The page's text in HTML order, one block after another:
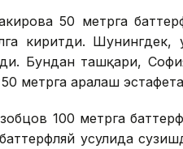
50 метрга
киритди.
Бундан ташқари,
метрга аралаш
100 метрга
усулида